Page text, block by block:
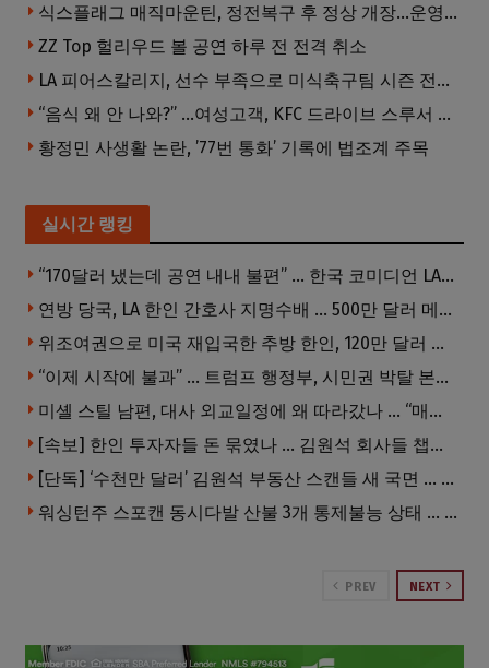
식스플래그 매직마운틴, 정전복구 후 정상 개장…운영시간 오후 10시까지 연장
ZZ Top 헐리우드 볼 공연 하루 전 전격 취소
LA 피어스칼리지, 선수 부족으로 미식축구팀 시즌 전격 중단
“음식 왜 안 나와?” …여성고객, KFC 드라이브 스루서 소총 위협
황정민 사생활 논란, ’77번 통화’ 기록에 법조계 주목
실시간 랭킹
“170달러 냈는데 공연 내내 불편” … 한국 코미디언 LA공연, 음향 불량에 외모 비하 개그 논란
연방 당국, LA 한인 간호사 지명수배 … 500만 달러 메디캐어 사기, 선고 직전 한국 도주
위조여권으로 미국 재입국한 추방 한인, 120만 달러 은행 사기 행각
“이제 시작에 불과” … 트럼프 행정부, 시민권 박탈 본격화
미셸 스틸 남편, 대사 외교일정에 왜 따라갔나 … “매우 이례적”
[속보] 한인 투자자들 돈 묶였나 … 김원석 회사들 챕터7 강제파산·자진파산 잇따라 신청
[단독] ‘수천만 달러’ 김원석 부동산 스캔들 새 국면 … 한인 투자자들 소송 잇따라 ‘디폴트’ 절차
워싱턴주 스포캔 동시다발 산불 3개 통제불능 상태 … 이재민 수십만명
PREV NEXT